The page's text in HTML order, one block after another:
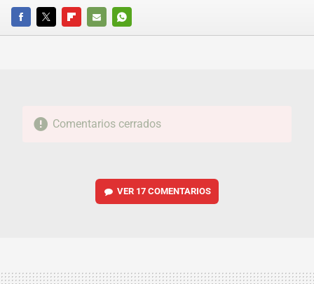
FACEBOOKTWITTERFLIPBOARD
E-
WHATSAPP
Comentarios cerrados
VER 17 COMENTARIOS